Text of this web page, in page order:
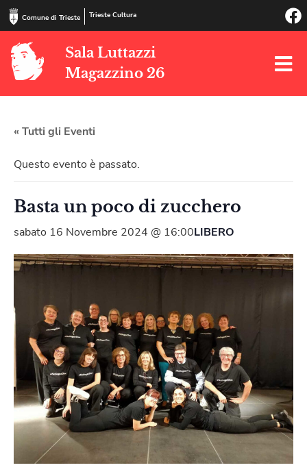
Comune di Trieste Trieste Cultura
Sala Luttazzi
Magazzino 26
« Tutti gli Eventi
Questo evento è passato.
Basta un poco di zucchero
sabato 16 Novembre 2024 @ 16:00LIBERO